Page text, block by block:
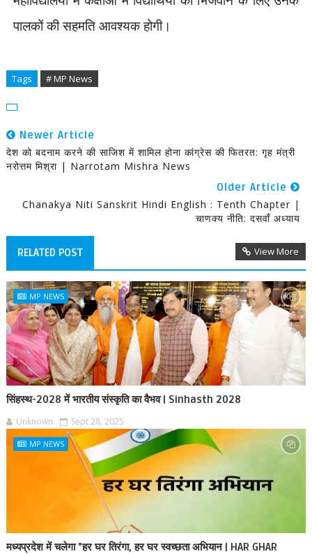
पालकों की सहमति आवश्यक होगी।
Tags # MP News
Newer Article
देश को बदनाम करने की साजिश में शामिल होना कांग्रेस की फितरत: गृह मंत्री
नरोत्तम मिश्रा | Narrotam Mishra News
Older Article
Chanakya Niti Sanskrit Hindi English : Tenth Chapter |
चाणक्य नीति: दसवाँ अध्याय
RELATED POST View More
MP NEWS
सिंहस्थ-2028 में भारतीय संस्कृति का वैभव | Sinhasth 2028
Unknown Sept 28, 2025
MP NEWS
मध्यप्रदेश में चलेगा "हर घर तिरंगा, हर घर स्वच्छता अभियान | HAR GHAR